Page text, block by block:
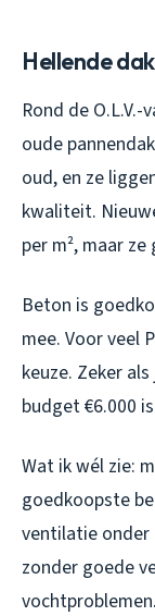
Hellende
Rond de
oude
oud, en ze
kwaliteit.
per m², maar
Beton is
mee. Voor veel
keuze. Zeker
budget €6.000
Wat ik wél zie:
goedkoopste
ventilatie onder
zonder goede
vochtproblemen.